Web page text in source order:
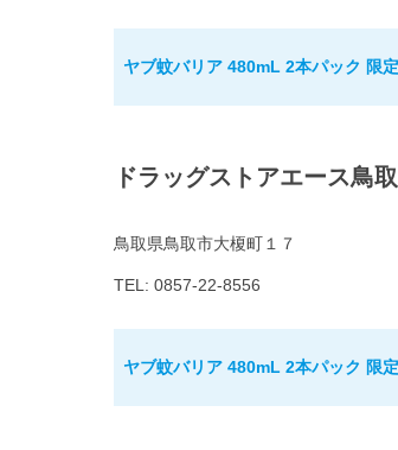
ヤブ蚊バリア 480mL 2本パック 限
ドラッグストアエース鳥
鳥取県鳥取市大榎町１７
TEL: 0857-22-8556
ヤブ蚊バリア 480mL 2本パック 限